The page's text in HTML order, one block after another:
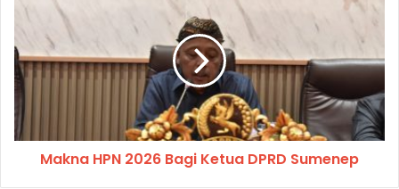
Makna HPN 2026 Bagi Ketua DPRD Sumenep